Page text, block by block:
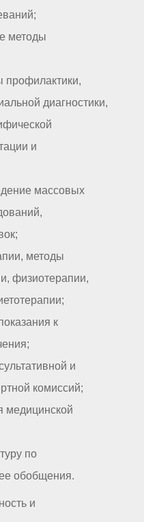
методы
диагностики,
и
массовых
методы
физиотерапии,
к
и
комиссий;
по
обобщения.
и